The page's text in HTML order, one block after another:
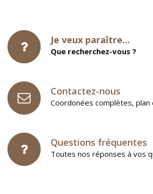
Je veux paraître...
Que recherchez-vous ?
Contactez-nous
Coordonées complètes, plan
Questions fréquentes
Toutes nos réponses à vos